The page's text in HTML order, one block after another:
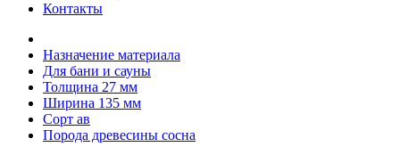
Контакты
Назначение материала
Для бани и сауны
Толщина 27 мм
Ширина 135 мм
Сорт ав
Порода древесины сосна